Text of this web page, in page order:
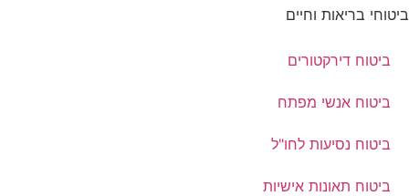
ביטוחי בריאות וחיים
ביטוח דירקטורים
ביטוח אנשי מפתח
ביטוח נסיעות לחו"ל
ביטוח תאונות אישיות